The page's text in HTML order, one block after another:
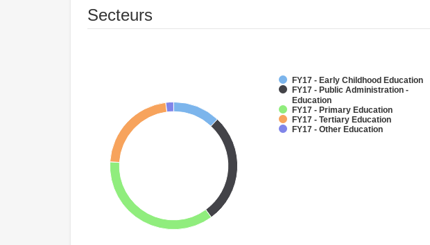
Secteurs
FY17 - Early Childhood Education
FY17 - Public Administration -
Education
FY17 - Primary Education
FY17 - Tertiary Education
FY17 - Other Education